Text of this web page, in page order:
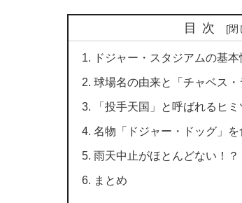
目次
ドジャー・スタジアムの基本
球場名の由来と「チャベス・
「投手天国」と呼ばれるヒミ
名物「ドジャー・ドッグ」を
雨天中止がほとんどない！？
まとめ